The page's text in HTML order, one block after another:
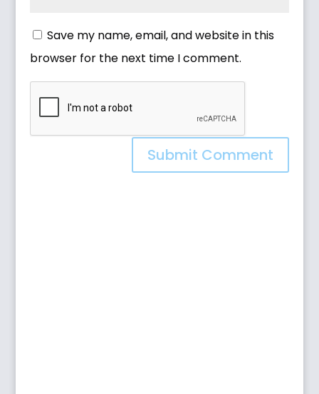
Save my name, email, and website in this
browser for the next time I comment.
Submit Comment